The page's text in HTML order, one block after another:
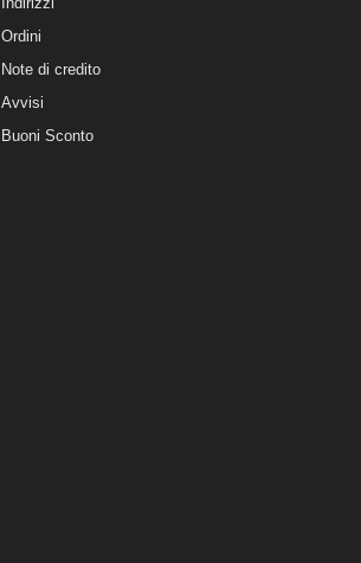
Ordini
Note di credito
Avvisi
Buoni Sconto